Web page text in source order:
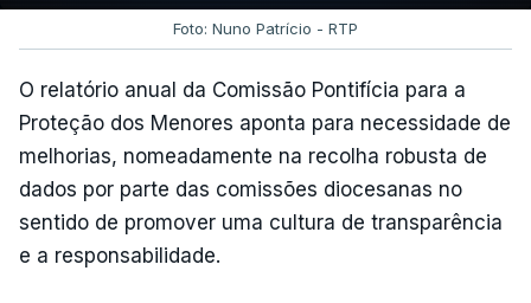
Foto: Nuno Patrício - RTP
O relatório anual da Comissão Pontifícia para a
Proteção dos Menores aponta para necessidade de
melhorias, nomeadamente na recolha robusta de
dados por parte das comissões diocesanas no
sentido de promover uma cultura de transparência
e a responsabilidade.